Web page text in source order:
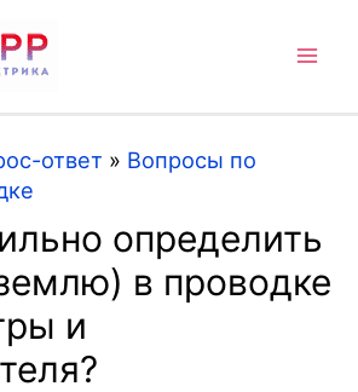
ответ » Вопросы по
определить
в проводке
и